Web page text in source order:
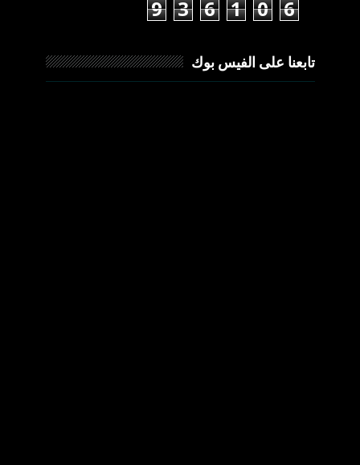
9 3 6 1 0 6
تابعنا على الفيس بوك